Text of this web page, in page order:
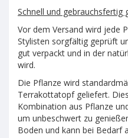
Schnell und gebrauchsfertig
Vor dem Versand wird jede
Stylisten sorgfältig geprüft
gut verpackt und in der
wird.
Die Pflanze wird
Terrakottatopf geliefert.
Kombination aus Pflanze
um unbeschwert zu
Boden und kann bei Bedarf